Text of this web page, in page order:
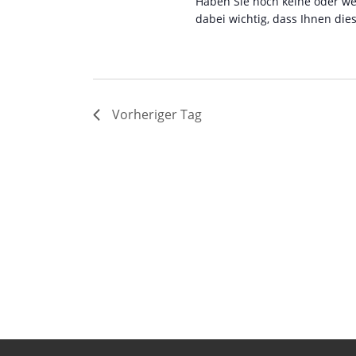
dabei wichtig, dass Ihnen
Vorheriger Tag